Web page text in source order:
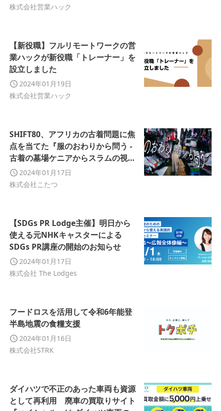
株式会社営業ハック
【新役職】フルリモートワークの営
業ハックが新役職「トレーナー」を
設立しました
2024年01月19日
株式会社営業ハック
SHIFT80、アフリカの古着問題に焦
点を当てた『服のおわりから問う -
古着の墓場ケニアからスラムの視点
を交えて考える』展を、東京・虎ノ
門のSIGNALで開催
2024年01月17日
株式会社こたつ
【SDGs PR Lodge主催】明日から
使える元NHKキャスターによる
SDGs PR講座の開始のお知らせ
2024年01月17日
株式会社 The Lodges
フードロスを活用して令和6年能登
半島地震の食糧支援
2024年01月16日
株式会社STRK
ダイハツで不正のあった車両も資源
として再利用 廃車の買取りサイト